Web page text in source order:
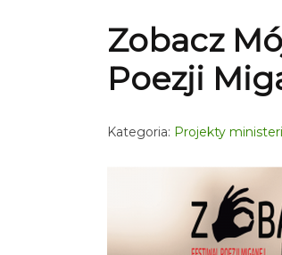
Zobacz
Poezji
Kategoria: Projekty